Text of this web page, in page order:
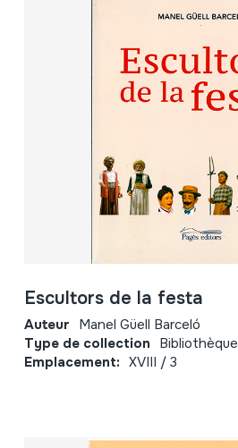
Escultors de la festa
Auteur Manel Güell Barceló
Type de collection Bibliothèque
Emplacement: XVIII / 3